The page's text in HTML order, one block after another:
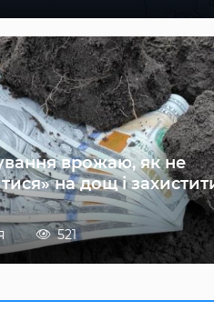
врожаю, як не
на дощ і
521